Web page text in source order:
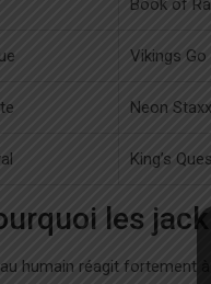
Book of
Vikings
Neon Staxx
King’s
les
humain réagit fortement